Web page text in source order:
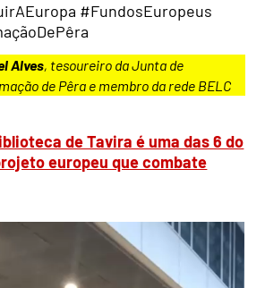
#FundosEuropeus
Alves, tesoureiro da Junta de
de Pêra e membro da rede BELC
de Tavira é uma das 6 do
europeu que combate